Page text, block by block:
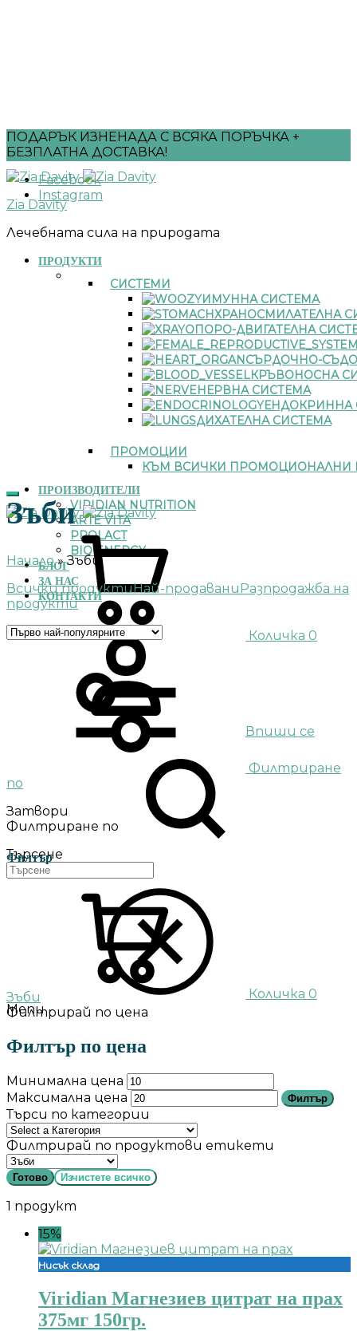
ПОДАРЪК ИЗНЕНАДА С ВСЯКА ПОРЪЧКА +
БЕЗПЛАТНА ДОСТАВКА!
Facebook
Instagram
Zia Davity
Лечебната сила на природата
ПРОДУКТИ
СИСТЕМИ
ИМУННА СИСТЕМА
ХРАНОСМИЛАТЕЛНА
ОПОРО-ДВИГАТЕЛНА
СЪРДОЧНО-
КРЪВОНОСНА
НЕРВНА СИСТЕМА
ЕНДОКРИННА
ДИХАТЕЛНА СИСТЕМА
ПРОМОЦИИ
КЪМ ВСИЧКИ ПРОМОЦИОНАЛНИ
ПРОИЗВОДИТЕЛИ
VIRIDIAN NUTRITION
ARTE VITA
PROLACT
BIO ENERGY
БЛОГ
ЗА НАС
КОНТАКТИ
Впиши се
Търсене
Количка 0
Menu
Количка 0
Зъби
Начало»Зъби
Всички продуктиНай-продаваниРазпродажба на
продукти
Филтриране
по
Затвори
Филтриране по
Филтър
Зъби
Филтрирай по цена
Филтър по цена
Минимална цена
Максимална цена
Филтър
Търси по категории
Филтрирай по продуктови етикети
Готово Изчистете всичко
1 продукт
15%
Нисък склад
Viridian Магнезиев цитрат на прах
375мг 150гр.